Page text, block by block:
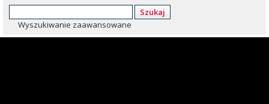
Szukaj
Wyszukiwanie zaawansowane